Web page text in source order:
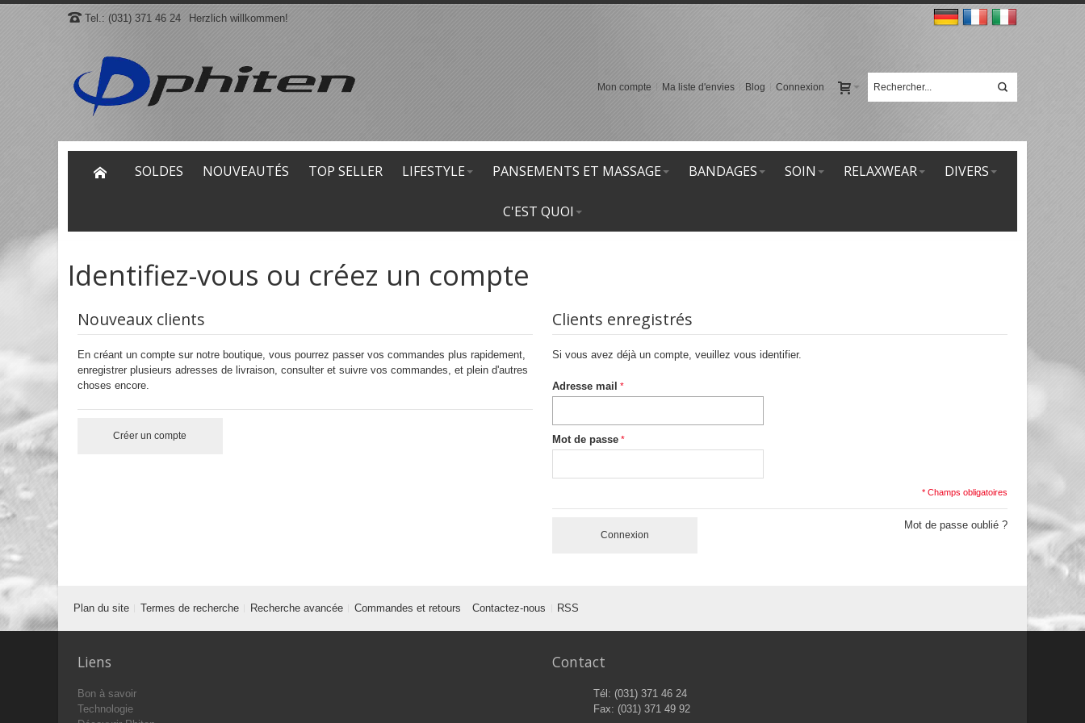
Tel.: (031) 371 46 24 Herzlich willkommen!
Mon compte Ma liste d'envies Blog Connexion
SOLDES NOUVEAUTÉS TOP SELLER LIFESTYLE PANSEMENTS ET MASSAGE BANDAGES SOIN RELAXWEAR DIVERS
C'EST QUOI
Identifiez-vous ou créez un compte
Nouveaux clients
En créant un compte sur notre boutique, vous pourrez passer vos commandes plus rapidement,
enregistrer plusieurs adresses de livraison, consulter et suivre vos commandes, et plein d'autres
choses encore.
Créer un compte
Clients enregistrés
Si vous avez déjà un compte, veuillez vous identifier.
Adresse mail
Mot de passe
* Champs obligatoires
Mot de passe oublié ?
Connexion
Plan du site Termes de recherche Recherche avancée Commandes et retours Contactez-nous RSS
Liens
Bon à savoir
Technologie
Contact
Tél: (031) 371 46 24
Fax: (031) 371 49 92